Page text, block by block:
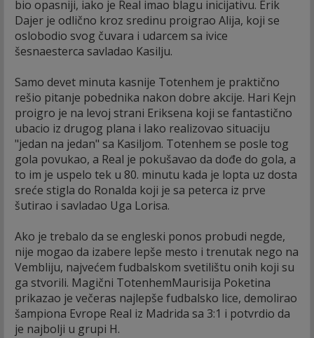
bio opasniji, iako je Real imao blagu inicijativu. Erik
Dajer je odlično kroz sredinu proigrao Alija, koji se
oslobodio svog čuvara i udarcem sa ivice
šesnaesterca savladao Kasilju.
Samo devet minuta kasnije Totenhem je praktično
rešio pitanje pobednika nakon dobre akcije. Hari Kejn
proigro je na levoj strani Eriksena koji se fantastično
ubacio iz drugog plana i lako realizovao situaciju
"jedan na jedan" sa Kasiljom. Totenhem se posle tog
gola povukao, a Real je pokušavao da dođe do gola, a
to im je uspelo tek u 80. minutu kada je lopta uz dosta
sreće stigla do Ronalda koji je sa peterca iz prve
šutirao i savladao Uga Lorisa.
Ako je trebalo da se engleski ponos probudi negde,
nije mogao da izabere lepše mesto i trenutak nego na
Vembliju, najvećem fudbalskom svetilištu onih koji su
ga stvorili. Magični TotenhemMaurisija Poketina
prikazao je večeras najlepše fudbalsko lice, demolirao
šampiona Evrope Real iz Madrida sa 3:1 i potvrdio da
je najbolji u grupi H.